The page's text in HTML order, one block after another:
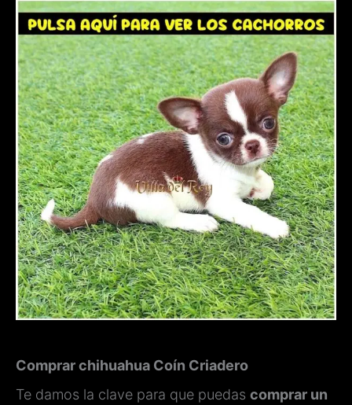
Comprar chihuahua Coín Criadero
Te damos la clave para que puedas comprar un